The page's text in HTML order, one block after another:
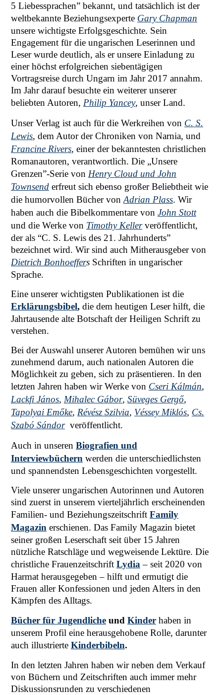
5 Liebessprachen” bekannt, und tatsächlich ist der
weltbekannte Beziehungsexperte Gary Chapman
unsere wichtigste Erfolgsgeschichte. Sein
Engagement für die ungarischen Leserinnen und
Leser wurde deutlich, als er unsere Einladung zu
einer höchst erfolgreichen siebentägigen
Vortragsreise durch Ungarn im Jahr 2017 annahm.
Im Jahr darauf besuchte ein weiterer unserer
beliebten Autoren, Philip Yancey, unser Land.
Unser Verlag ist auch für die Werkreihen von C. S.
Lewis, dem Autor der Chroniken von Narnia, und
Francine Rivers, einer der bekanntesten christlichen
Romanautoren, verantwortlich. Die „Unsere
Grenzen”-Serie von Henry Cloud und John
Townsend erfreut sich ebenso großer Beliebtheit wie
die humorvollen Bücher von Adrian Plass. Wir
haben auch die Bibelkommentare von John Stott
und die Werke von Timothy Kellerveröffentlicht,
der als “C. S. Lewis des 21. Jahrhunderts”
bezeichnet wird. Wir sind auch Mitherausgeber von
Dietrich Bonhoeffers Schriften in ungarischer
Sprache.
Eine unserer wichtigsten Publikationen ist die
Erklärungsbibel, die dem heutigen Leser hilft, die
Jahrtausende alte Botschaft der Heiligen Schrift zu
verstehen.
Bei der Auswahl unserer Autoren bemühen wir uns
zunehmend darum, auch nationalen Autoren die
Möglichkeit zu geben, sich zu präsentieren. In den
letzten Jahren haben wir Werke von Cseri Kálmán,
Lackfi János, Mihalec Gábor, Süveges Gergő,
Tapolyai Emőke, Révész Szilvia, Véssey Miklós, Cs.
Szabó Sándorveröffentlicht.
Auch in unseren Biografien und
Interviewbüchern werden die unterschiedlichsten
und spannendsten Lebensgeschichten vorgestellt.
Viele unserer ungarischen Autorinnen und Autoren
sind zuerst in unserem vierteljährlich erscheinenden
Familien- und Beziehungszeitschrift Family
Magazin erschienen. Das Family Magazin bietet
seiner großen Leserschaft seit über 15 Jahren
nützliche Ratschläge und wegweisende Lektüre. Die
christliche Frauenzeitschrift Lydia – seit 2020 von
Harmat herausgegeben – hilft und ermutigt die
Frauen aller Konfessionen und jeden Alters in den
Kämpfen des Alltags.
Bücher für Jugendliche und Kinder haben in
unserem Profil eine herausgehobene Rolle, darunter
auch illustrierte Kinderbibeln.
In den letzten Jahren haben wir neben dem Verkauf
von Büchern und Zeitschriften auch immer mehr
Diskussionsrunden zu verschiedenen